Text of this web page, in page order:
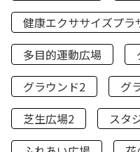
健康エクササイズプラ
多目的運動広場
グラウンド2
グ
芝生広場2
スタ